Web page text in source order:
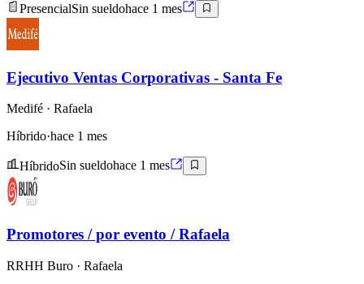
PresencialSin sueldohace 1 mes
Ejecutivo Ventas Corporativas - Santa Fe
Medifé · Rafaela
Híbrido·hace 1 mes
HíbridoSin sueldohace 1 mes
Promotores / por evento / Rafaela
RRHH Buro · Rafaela